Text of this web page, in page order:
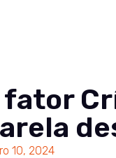
fator
10, 2024